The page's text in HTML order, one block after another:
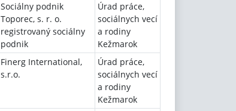
Sociálny podnik
Toporec, s. r. o.
registrovaný sociálny
podnik
Úrad práce,
sociálnych vecí
a rodiny
Kežmarok
Finerg International,
s.r.o.
Úrad práce,
sociálnych vecí
a rodiny
Kežmarok